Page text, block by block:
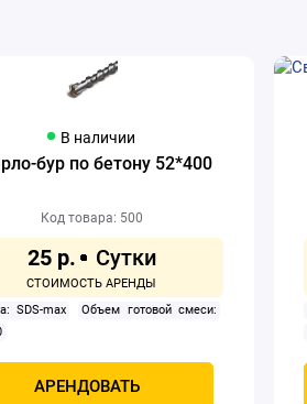
В наличии
бур по бетону 52*400
Код товара: 500
25 р.
SDS-max
Объем готовой смеси:
АРЕНДОВАТЬ